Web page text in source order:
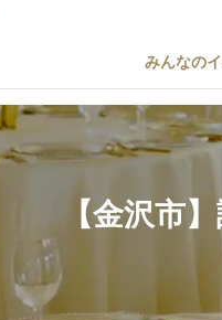
みんなの
【金沢市